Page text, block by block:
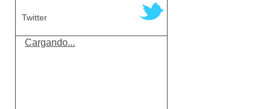
Twitter
Cargando...